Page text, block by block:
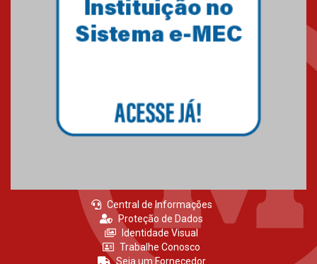
Central de Informações
Proteção de Dados
Identidade Visual
Trabalhe Conosco
Seja um Fornecedor